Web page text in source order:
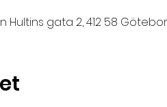
Hultins gata 2, 412 58